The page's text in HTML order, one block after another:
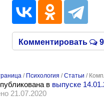
Комментировать 9
/ Психология /Статьи /
в выпуске
21.07.2020